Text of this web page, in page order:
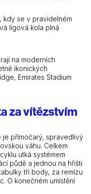
kdy se v pravidelném
ligová kola plná
na moderních
ikonických
Emirates Stadium
za vítězstvím
je přímočarý, spravedlivý
váhu. Celkem
utká systémem
půdě a jednou na hřišti
tři body, za remízu
O konečném umístění